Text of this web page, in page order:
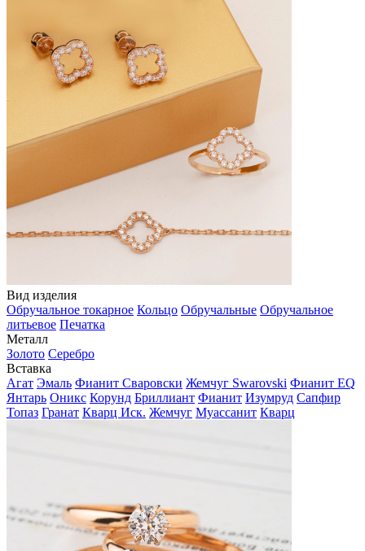
Вид изделия
Обручальное токарное Кольцо Обручальные Обручальное
литьевое Печатка
Металл
Золото Серебро
Вставка
Агат Эмаль Фианит Сваровски Жемчуг Swarovski Фианит EQ
Янтарь Оникс Корунд Бриллиант Фианит Изумруд Сапфир
Топаз Гранат Кварц Иск. Жемчуг Муассанит Кварц